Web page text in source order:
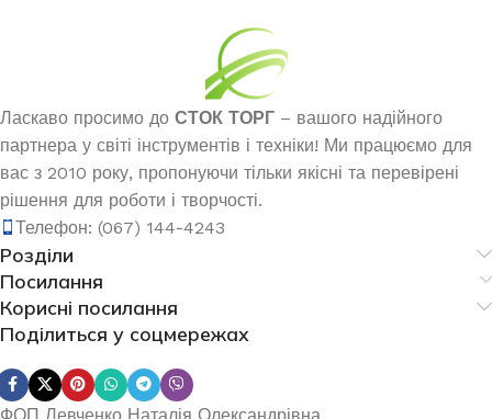
Ласкаво просимо до СТОК ТОРГ – вашого надійного
партнера у світі інструментів і техніки! Ми працюємо для
вас з 2010 року, пропонуючи тільки якісні та перевірені
рішення для роботи і творчості.
Телефон: (067) 144-4243
Розділи
Посилання
Корисні посилання
Поділиться у соцмережах
ФОП Левченко Наталія Олександрівна